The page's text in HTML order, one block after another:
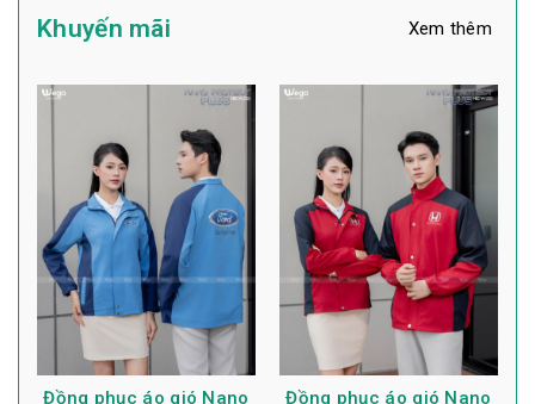
Khuyến mãi Xem thêm
Đồng phục áo gió Nano
Đồng phục áo gió Nano